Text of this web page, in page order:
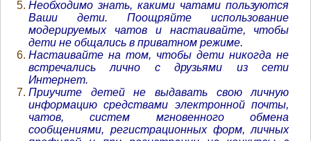
Необходимо знать, какими чатами пользуются
Ваши дети. Поощряйте использование
модерируемых чатов и настаивайте, чтобы
дети не общались в приватном режиме.
Настаивайте на том, чтобы дети никогда не
встречались лично с друзьями из сети
Интернет.
Приучите детей не выдавать свою личную
информацию средствами электронной почты,
чатов, систем мгновенного обмена
сообщениями, регистрационных форм, личных